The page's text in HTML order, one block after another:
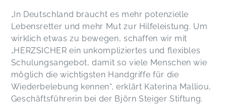
„In Deutschland braucht es mehr potenzielle
Lebensretter und mehr Mut zur Hilfeleistung. Um
wirklich etwas zu bewegen, schaffen wir mit
„HERZSICHER ein unkompliziertes und flexibles
Schulungsangebot, damit so viele Menschen wie
möglich die wichtigsten Handgriffe für die
Wiederbelebung kennen“, erklärt Katerina Malliou,
Geschäftsführerin bei der Björn Steiger Stiftung.